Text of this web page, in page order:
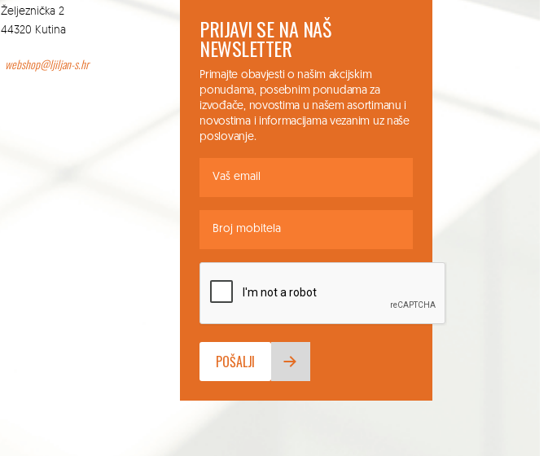
Željeznička 2
44320 Kutina
webshop@ljiljan-s.hr
PRIJAVI SE NA NAŠ
NEWSLETTER
Primajte obavjesti o našim akcijskim
ponudama, posebnim ponudama za
izvođače, novostima u našem asortimanu i
novostima i informacijama vezanim uz naše
poslovanje.